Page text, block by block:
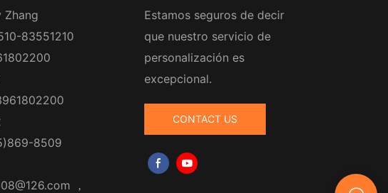
Zhang
83551210
8509
，
Estamos seguros de decir
que nuestro servicio de
personalización es
excepcional.
CONTACT US